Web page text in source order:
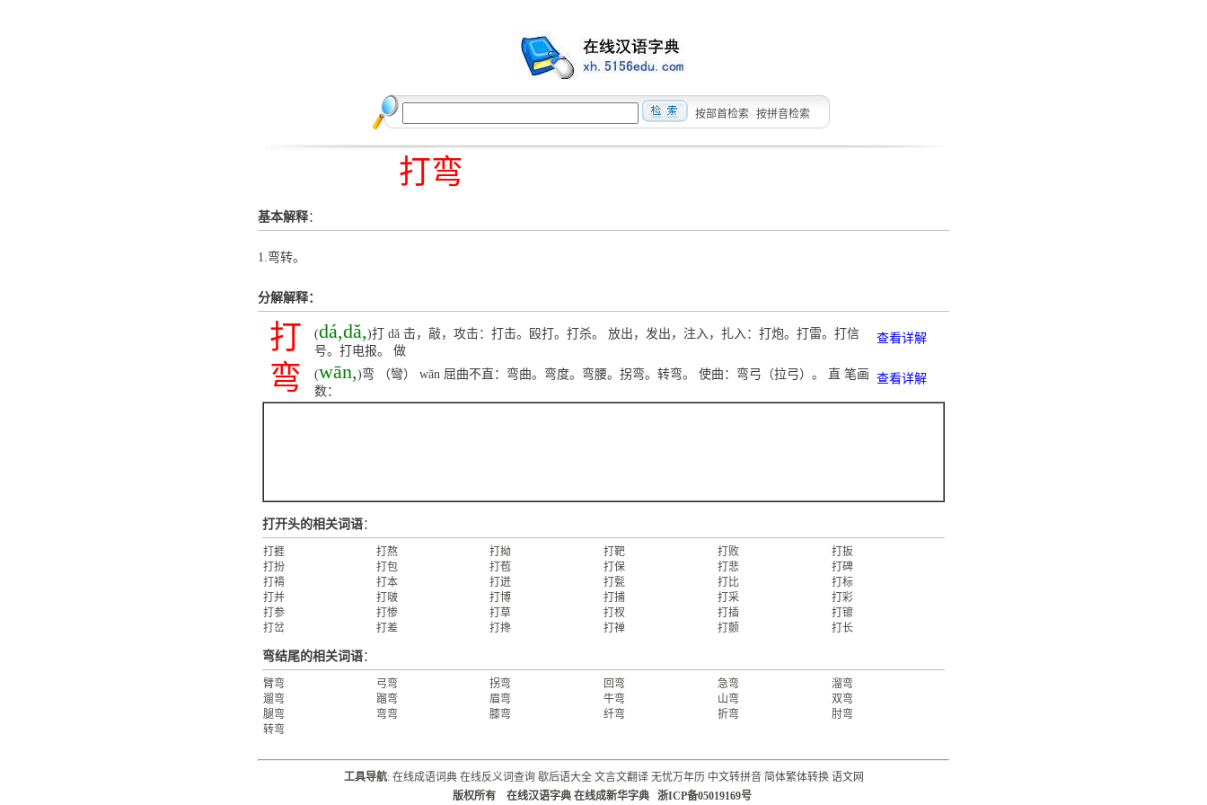
按部首检索 按拼音检索
打弯
基本解释：
1.弯转。
分解解释：
打 (dá,dǎ,)打 dǎ 击，敲，攻击：打击。殴打。打杀。 放出，发出，注入，扎入：打炮。打雷。打信
号。打电报。 做
查看详解
弯 (wān,)弯 （彎） wān 屈曲不直：弯曲。弯度。弯腰。拐弯。转弯。 使曲：弯弓（拉弓）。 直 笔画
数：
查看详解
打开头的相关词语：
打捱 打熬 打拗 打靶 打败
打扳
打扮
打包 打苞 打保 打悲
打碑
打褙
打本 打迸 打甏 打比
打标
打并
打啵 打博 打捕 打采
打彩
打参
打惨 打草 打杈 打插
打镲
打岔
打差 打搀 打禅 打颤 打长
弯结尾的相关词语：
臂弯 弓弯 拐弯 回弯 急弯
溜弯
遛弯
蹓弯 眉弯 牛弯 山弯
双弯
腿弯
弯弯 膝弯 纤弯 折弯
肘弯
转弯
工具导航: 在线成语词典 在线反义词查询 歇后语大全 文言文翻译 无忧万年历 中文转拼音 简体繁体转换 语文网
版权所有 在线汉语字典 在线成新华字典 浙ICP备05019169号